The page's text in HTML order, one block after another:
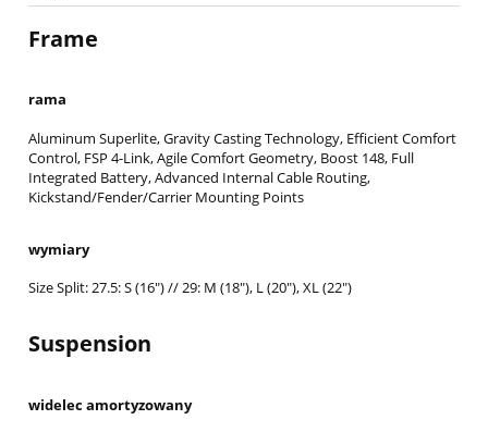
Frame
rama
Aluminum Superlite, Gravity Casting Technology, Efficient Comfort
Control, FSP 4-Link, Agile Comfort Geometry, Boost 148, Full
Integrated Battery, Advanced Internal Cable Routing,
Kickstand/Fender/Carrier Mounting Points
wymiary
Size Split: 27.5: S (16") // 29: M (18"), L (20"), XL (22")
Suspension
widelec amortyzowany